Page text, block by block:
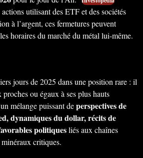
utilisant des ETF et des sociétés
à l’argent, ces fermetures peuvent
horaires du marché du métal lui-même.
jours de 2025 dans une position rare : il
ou égaux à ses plus hauts
mélange puissant deperspectives de
dynamiques du dollar, récits de
politiquesliés aux chaînes
critiques.